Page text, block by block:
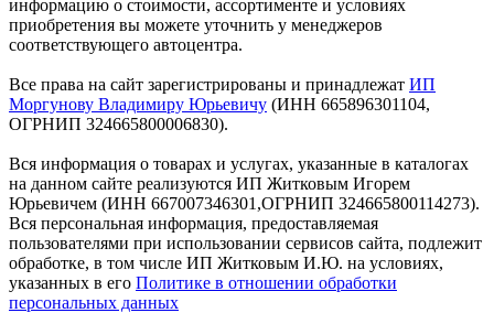
информацию о стоимости, ассортименте и условиях
приобретения вы можете уточнить у менеджеров
соответствующего автоцентра.
Все права на сайт зарегистрированы и принадлежат ИП
Моргунову Владимиру Юрьевичу (ИНН 665896301104,
ОГРНИП 324665800006830).
Вся информация о товарах и услугах, указанные в каталогах
на данном сайте реализуются ИП Житковым Игорем
Юрьевичем (ИНН 667007346301,ОГРНИП 324665800114273).
Вся персональная информация, предоставляемая
пользователями при использовании сервисов сайта, подлежит
обработке, в том числе ИП Житковым И.Ю. на условиях,
указанных в его Политике в отношении обработки
персональных данных